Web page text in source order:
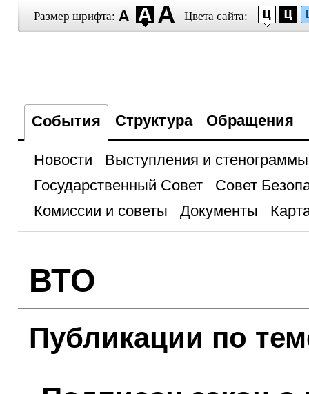
Размер шрифта: Цвета сайта:
События Структура Обращения
Новости
Выступления и стенограммы
Государственный Совет
Совет
Комиссии и советы
Документы
ВТО
Публикации по